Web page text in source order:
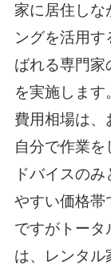
家に居住しな
ングを活用
ばれる専門家
を実施します
費用相場は、
自分で作業
ドバイスの
やすい価格帯
ですがトータ
は、レンタル